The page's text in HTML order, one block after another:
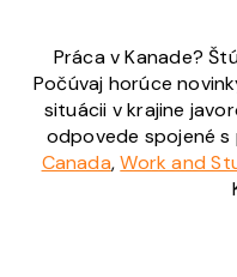
Práca v Kanade?
Počúvaj horúce
situácii v krajine
odpovede spojené
Canada,Work and